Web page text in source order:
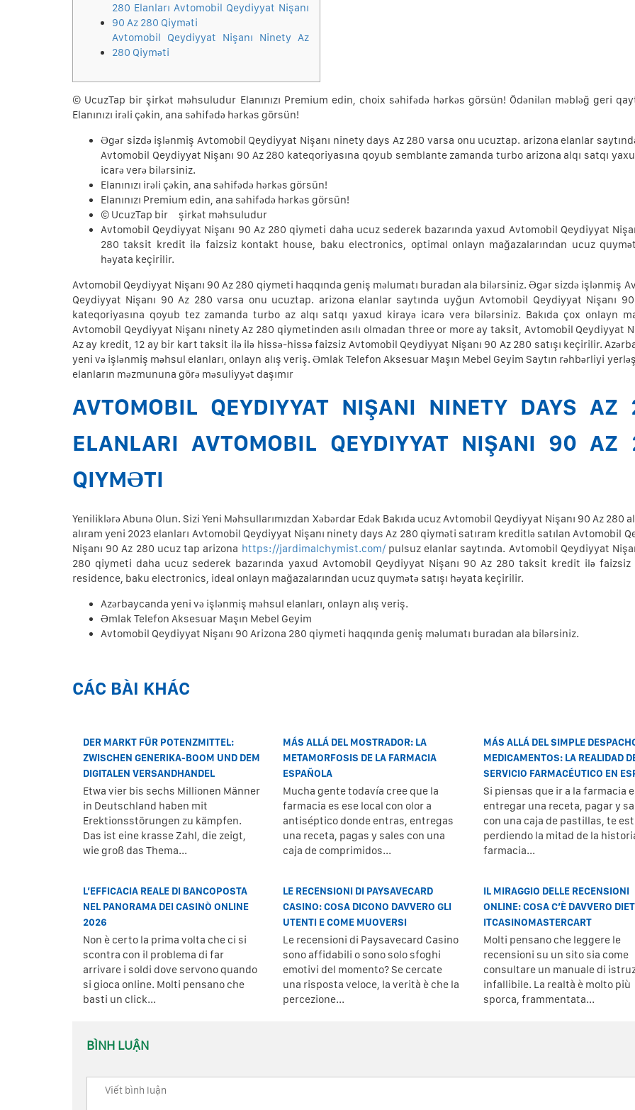
280 Elanları Avtomobil Qeydiyyat Nişanı
90 Az 280 Qiyməti
Avtomobil Qeydiyyat Nişanı Ninety Az
280 Qiyməti
© UcuzTap bir şirkət məhsuludur Elanınızı Premium edin, choix səhifədə hərkəs görsün! Ödənilən məbləğ geri
Elanınızı irəli çəkin, ana səhifədə hərkəs görsün!
Əgər sizdə işlənmiş Avtomobil Qeydiyyat Nişanı ninety days Az 280 varsa onu ucuztap. arizona elanlar
Avtomobil Qeydiyyat Nişanı 90 Az 280 kateqoriyasına qoyub semblante zamanda turbo arizona alqı satqı
icarə verə bilərsiniz.
Elanınızı irəli çəkin, ana səhifədə hərkəs görsün!
Elanınızı Premium edin, ana səhifədə hərkəs görsün!
© UcuzTap bir şirkət məhsuludur
Avtomobil Qeydiyyat Nişanı 90 Az 280 qiymeti daha ucuz sederek bazarında yaxud Avtomobil Qeydiyyat
280 taksit kredit ilə faizsiz kontakt house, baku electronics, optimal onlayn mağazalarından ucuz
həyata keçirilir.
Avtomobil Qeydiyyat Nişanı 90 Az 280 qiymeti haqqında geniş məlumatı buradan ala bilərsiniz. Əgər sizdə işlənmiş
Qeydiyyat Nişanı 90 Az 280 varsa onu ucuztap. arizona elanlar saytında uyğun Avtomobil Qeydiyyat Nişanı 90
kateqoriyasına qoyub tez zamanda turbo az alqı satqı yaxud kirayə icarə verə bilərsiniz. Bakıda çox onlayn
Avtomobil Qeydiyyat Nişanı ninety Az 280 qiymetinden asılı olmadan three or more ay taksit, Avtomobil Qeydiyyat
Az ay kredit, 12 ay bir kart taksit ilə ilə hissə-hissə faizsiz Avtomobil Qeydiyyat Nişanı 90 Az 280 satışı keçirilir.
yeni və işlənmiş məhsul elanları, onlayn alış veriş. Əmlak Telefon Aksesuar Maşın Mebel Geyim Saytın rəhbərliyi
elanların məzmununa görə məsuliyyət daşımır
AVTOMOBIL QEYDIYYAT NIŞANI NINETY DAYS AZ
ELANLARI AVTOMOBIL QEYDIYYAT NIŞANI 90 AZ
QIYMƏTI
Yeniliklərə Abunə Olun. Sizi Yeni Məhsullarımızdan Xəbərdar Edək Bakıda ucuz Avtomobil Qeydiyyat Nişanı 90 Az 280
alıram yeni 2023 elanları Avtomobil Qeydiyyat Nişanı ninety days Az 280 qiyməti satıram kreditlə satılan Avtomobil
Nişanı 90 Az 280 ucuz tap arizona https://jardimalchymist.com/pulsuz elanlar saytında. Avtomobil Qeydiyyat
280 qiymeti daha ucuz sederek bazarında yaxud Avtomobil Qeydiyyat Nişanı 90 Az 280 taksit kredit ilə faizsiz
residence, baku electronics, ideal onlayn mağazalarından ucuz quymətə satışı həyata keçirilir.
Azərbaycanda yeni və işlənmiş məhsul elanları, onlayn alış veriş.
Əmlak Telefon Aksesuar Maşın Mebel Geyim
Avtomobil Qeydiyyat Nişanı 90 Arizona 280 qiymeti haqqında geniş məlumatı buradan ala bilərsiniz.
CÁC BÀI KHÁC
DER MARKT FÜR POTENZMITTEL:
ZWISCHEN GENERIKA-BOOM UND DEM
DIGITALEN VERSANDHANDEL
Etwa vier bis sechs Millionen Männer
in Deutschland haben mit
Erektionsstörungen zu kämpfen.
Das ist eine krasse Zahl, die zeigt,
wie groß das Thema...
MÁS ALLÁ DEL MOSTRADOR: LA
METAMORFOSIS DE LA FARMACIA
ESPAÑOLA
Mucha gente todavía cree que la
farmacia es ese local con olor a
antiséptico donde entras, entregas
una receta, pagas y sales con una
caja de comprimidos...
MÁS ALLÁ DEL SIMPLE
MEDICAMENTOS: LA REALIDAD
SERVICIO FARMACÉUTICO EN
Si piensas que ir a la farmacia
entregar una receta, pagar y
con una caja de pastillas, te
perdiendo la mitad de la
farmacia...
L’EFFICACIA REALE DI BANCOPOSTA
NEL PANORAMA DEI CASINÒ ONLINE
2026
Non è certo la prima volta che ci si
scontra con il problema di far
arrivare i soldi dove servono quando
si gioca online. Molti pensano che
basti un click...
LE RECENSIONI DI PAYSAVECARD
CASINO: COSA DICONO DAVVERO GLI
UTENTI E COME MUOVERSI
Le recensioni di Paysavecard Casino
sono affidabili o sono solo sfoghi
emotivi del momento? Se cercate
una risposta veloce, la verità è che la
percezione...
IL MIRAGGIO DELLE RECENSIONI
ONLINE: COSA C’È DAVVERO
ITCASINOMASTERCART
Molti pensano che leggere le
recensioni su un sito sia come
consultare un manuale di
infallibile. La realtà è molto più
sporca, frammentata...
BÌNH LUẬN